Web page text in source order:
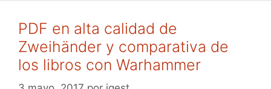
PDF en alta calidad de
Zweihänder y comparativa de
los libros con Warhammer